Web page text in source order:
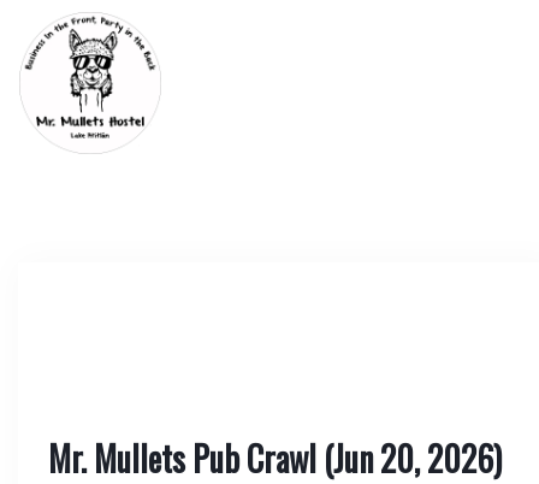
Mr. Mullets Pub Crawl (Jun 20, 2026)